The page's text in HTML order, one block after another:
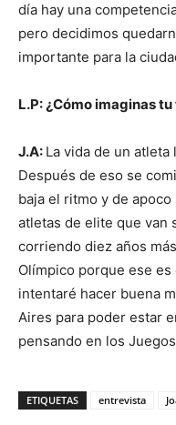
día hay una
pero decidimos
importante para la
L.P: ¿Cómo imaginas
J.A: La vida de un
Después de eso se
baja el ritmo y de
atletas de elite que van
corriendo diez años
Olímpico porque ese
intentaré hacer buena
Aires para poder estar
pensando en los
ETIQUETAS entrevista